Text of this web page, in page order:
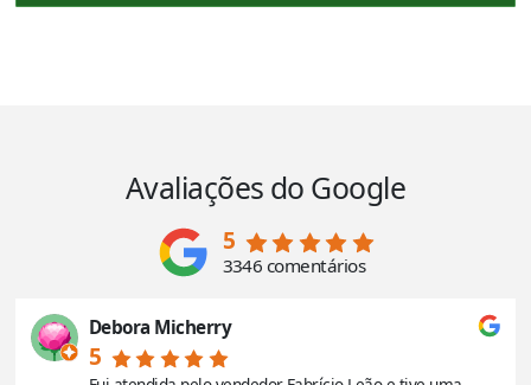
Avaliações do Google
5
3346 comentários
Debora Micherry
5